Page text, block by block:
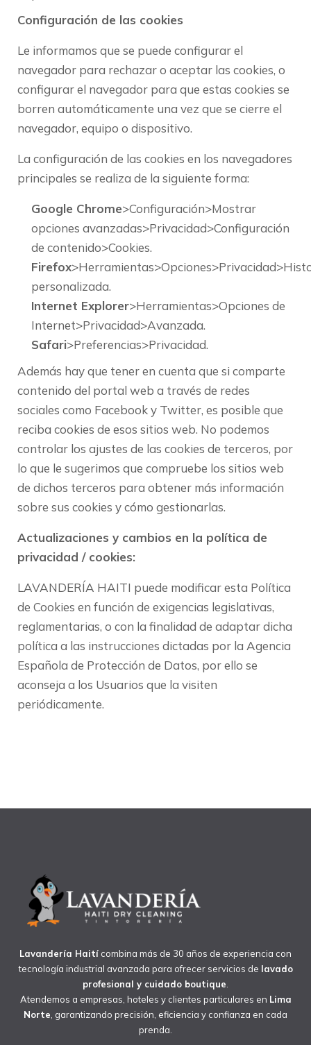
Configuración de las cookies
Le informamos que se puede configurar el
navegador para rechazar o aceptar las cookies, o
configurar el navegador para que estas cookies se
borren automáticamente una vez que se cierre el
navegador, equipo o dispositivo.
La configuración de las cookies en los navegadores
principales se realiza de la siguiente forma:
Google Chrome>Configuración>Mostrar
opciones avanzadas>Privacidad>Configuración
de contenido>Cookies.
Firefox
personalizada.
Internet Explorer>Herramientas>Opciones de
Internet>Privacidad>Avanzada.
Safari>Preferencias>Privacidad.
Además hay que tener en cuenta que si comparte
contenido del portal web a través de redes
sociales como Facebook y Twitter, es posible que
reciba cookies de esos sitios web. No podemos
controlar los ajustes de las cookies de terceros, por
lo que le sugerimos que compruebe los sitios web
de dichos terceros para obtener más información
sobre sus cookies y cómo gestionarlas.
Actualizaciones y cambios en la política de
privacidad / cookies:
LAVANDERÍA HAITI puede modificar esta Política
de Cookies en función de exigencias legislativas,
reglamentarias, o con la finalidad de adaptar dicha
política a las instrucciones dictadas por la Agencia
Española de Protección de Datos, por ello se
aconseja a los Usuarios que la visiten
periódicamente.
Lavandería Haití combina más de 30 años de experiencia con
tecnología industrial avanzada para ofrecer servicios de lavado
profesional y cuidado boutique.
Atendemos a empresas, hoteles y clientes particulares en Lima
Norte, garantizando precisión, eficiencia y confianza en cada
prenda.